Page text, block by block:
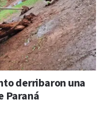
derribaron una
Paraná